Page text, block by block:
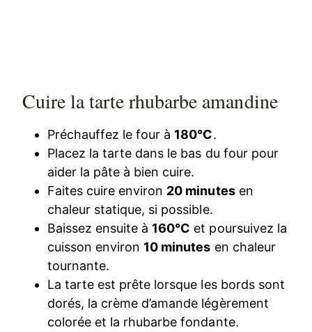
Cuire la tarte rhubarbe amandine
Préchauffez le four à 180°C.
Placez la tarte dans le bas du four pour
aider la pâte à bien cuire.
Faites cuire environ 20 minutesen
chaleur statique, si possible.
Baissez ensuite à 160°C et poursuivez la
cuisson environ 10 minutes en chaleur
tournante.
La tarte est prête lorsque les bords sont
dorés, la crème d’amande légèrement
colorée et la rhubarbe fondante.